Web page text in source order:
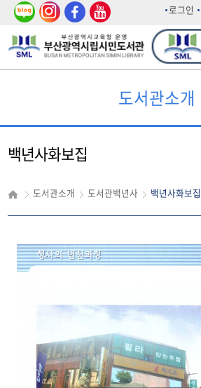
네이
버 블
로그
인스
타그
페이
스북
유튜
브
로그인
도서관소개
백년사화보집
도서관소개 도서관백년사 백년사화보집